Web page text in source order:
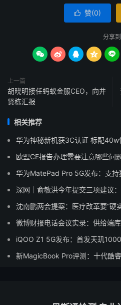
 赞(0)
分享到
    
上一篇
胡晓明接任蚂蚁金服CEO，向井
贤栋汇报
相关推荐
华为神秘新机获3C认证 标配40w
欧盟CE报告办理需要注意哪些问
华为MatePad Pro 5G发布：支
深网｜俞敏洪今年提交三项建议
沈南鹏两会提案：医疗改革要“硬
微博财报电话会议实录：供给端
iQOO Z1 5G发布：首发天玑
新MagicBook Pro评测：十代酷